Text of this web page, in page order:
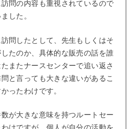
問の内容も重視されているので
した。
問したとして、先生もしくはそ
たのか、具体的な販売の話を誰
またナースセンターで追い返さ
と言っても大きな違いがあるこ
ったわけです。
が大きな意味を持つルートセー